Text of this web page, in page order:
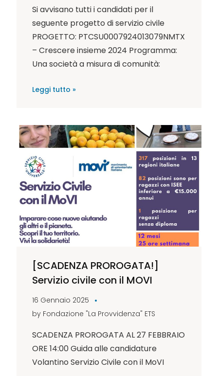
Si avvisano tutti i candidati per il
seguente progetto di servizio civile
PROGETTO: PTCSU0007924013079NMTX
– Crescere insieme 2024 Programma:
Una società a misura di comunità:
Leggi tutto »
[SCADENZA PROROGATA!]
Servizio civile con il MOVI
16 Gennaio 2025
by Fondazione "La Provvidenza" ETS
SCADENZA PROROGATA AL 27 FEBBRAIO
ORE 14:00 Guida alle candidature
Volantino Servizio Civile con il MoVI